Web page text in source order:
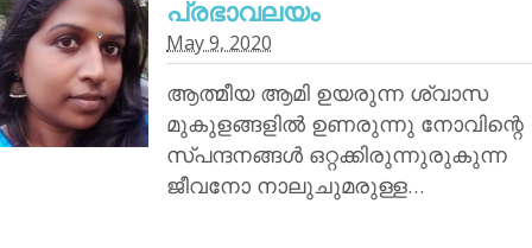
പ്രഭാവലയം
May 9, 2020
ആത്മീയ ആമി ഉയരുന്ന ശ്വാസ
മുകുളങ്ങളിൽ ഉണരുന്നു നോവിന്റെ
സ്പന്ദനങ്ങൾ ഒറ്റക്കിരുന്നുരുകുന്ന
ജീവനോ നാലുചുമരുള്ള…